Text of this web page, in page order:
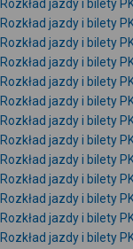
Rozkład jazdy i bilety
Rozkład jazdy i bilety
Rozkład jazdy i bilety
Rozkład jazdy i bilety
Rozkład jazdy i bilety
Rozkład jazdy i bilety
Rozkład jazdy i bilety
Rozkład jazdy i bilety
Rozkład jazdy i bilety
Rozkład jazdy i bilety
Rozkład jazdy i bilety
Rozkład jazdy i bilety
Rozkład jazdy i bilety